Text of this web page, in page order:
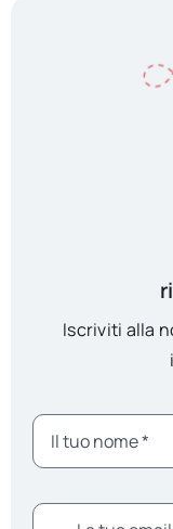
Iscriviti alla